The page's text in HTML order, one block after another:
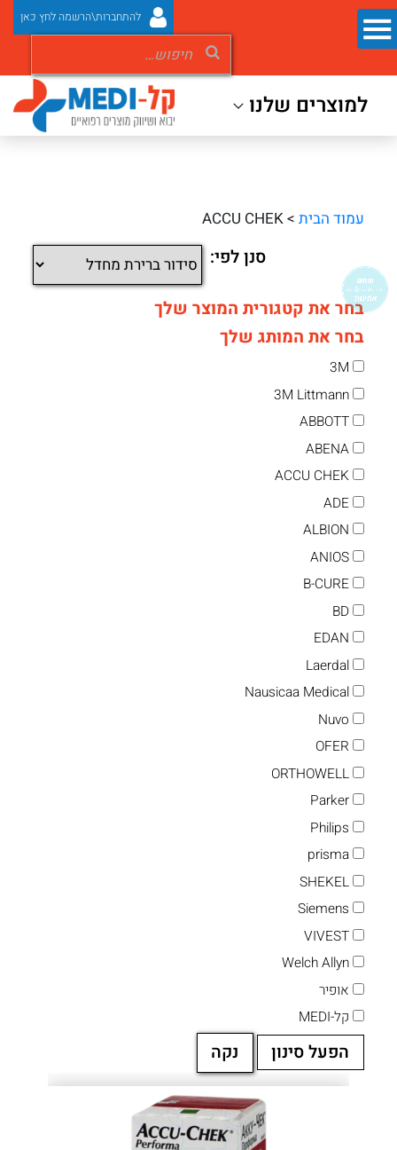
להתחברות\הרשמה לחץ כאן
למוצרים שלנו
עמוד הבית > ACCU CHEK
סנן לפי:
בחר את קטגורית המוצר שלך
בחר את המותג שלך
3M
3M Littmann
ABBOTT
ABENA
ACCU CHEK
ADE
ALBION
ANIOS
B-CURE
BD
EDAN
Laerdal
Nausicaa Medical
Nuvo
OFER
ORTHOWELL
Parker
Philips
prisma
SHEKEL
Siemens
VIVEST
Welch Allyn
אופיר
קל-MEDI